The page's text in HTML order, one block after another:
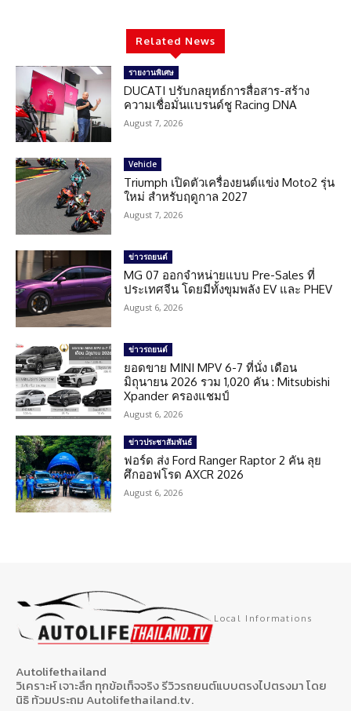
Related News
รายงานพิเศษ
DUCATI ปรับกลยุทธ์การสื่อสาร-สร้าง
ความเชื่อมั่นแบรนด์ชู Racing DNA
August 7, 2026
Vehicle
Triumph เปิดตัวเครื่องยนต์แข่ง Moto2 รุ่น
ใหม่ สำหรับฤดูกาล 2027
August 7, 2026
ข่าวรถยนต์
MG 07 ออกจำหน่ายแบบ Pre-Sales ที่
ประเทศจีน โดยมีทั้งขุมพลัง EV และ PHEV
August 6, 2026
ข่าวรถยนต์
ยอดขาย MINI MPV 6-7 ที่นั่ง เดือน
มิถุนายน 2026 รวม 1,020 คัน : Mitsubishi
Xpander ครองแชมป์
August 6, 2026
ข่าวประชาสัมพันธ์
ฟอร์ด ส่ง Ford Ranger Raptor 2 คัน ลุย
ศึกออฟโรด AXCR 2026
August 6, 2026
Local Informations
Autolifethailand
วิเคราะห์ เจาะลึก ทุกข้อเท็จจริง รีวิวรถยนต์แบบตรงไปตรงมา โดย
นิธิ ท้วมประถม Autolifethailand.tv.